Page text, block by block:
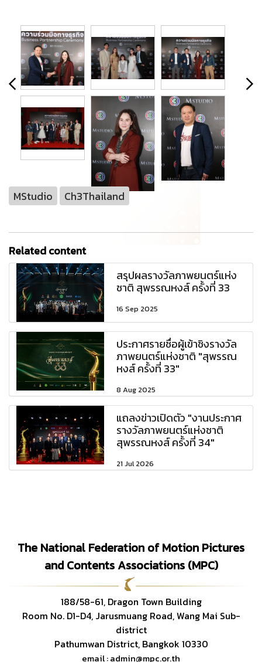
MStudio Ch3Thailand
Related content
สรุปผลรางวัลภาพยนตร์แห่ง
ชาติ สุพรรณหงส์ ครั้งที่ 33
16 Sep 2025
ประกาศรายชื่อผู้เข้าชิงรางวัล
ภาพยนตร์แห่งชาติ "สุพรรณ
หงส์ ครั้งที่ 33"
8 Aug 2025
แถลงข่าวเปิดตัว "งานประกาศ
รางวัลภาพยนตร์แห่งชาติ
สุพรรณหงส์ ครั้งที่ 34"
21 Jul 2026
The National Federation of Motion Pictures
and Contents Associations (MPC)
188/58-61, Dragon Town Building
Room No. D1-D4, Jarusmuang Road, Wang Mai Sub-
district
Pathumwan District, Bangkok 10330
email : admin@mpc.or.th